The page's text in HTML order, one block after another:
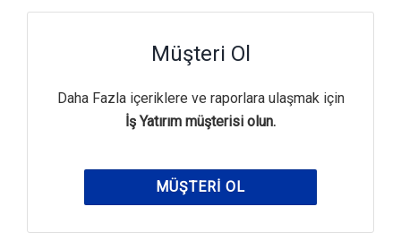
Müşteri Ol
Daha Fazla içeriklere ve raporlara ulaşmak için
İş Yatırım müşterisi olun.
MÜŞTERI OL